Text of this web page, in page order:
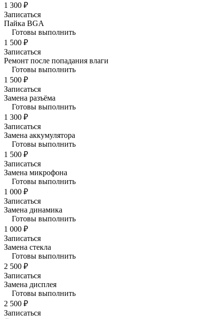
1 300 ₽
Записаться
Пайка BGA
Готовы выполнить
1 500 ₽
Записаться
Ремонт после попадания влаги
Готовы выполнить
1 500 ₽
Записаться
Замена разъёма
Готовы выполнить
1 300 ₽
Записаться
Замена аккумулятора
Готовы выполнить
1 500 ₽
Записаться
Замена микрофона
Готовы выполнить
1 000 ₽
Записаться
Замена динамика
Готовы выполнить
1 000 ₽
Записаться
Замена стекла
Готовы выполнить
2 500 ₽
Записаться
Замена дисплея
Готовы выполнить
2 500 ₽
Записаться